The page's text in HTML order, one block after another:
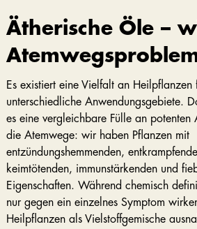
Ätherische Öle –
Es existiert eine Vielfalt an Heilpflanzen
unterschiedliche Anwendungsgebiete.
es eine vergleichbare Fülle an
die Atemwege: wir haben Pflanzen mit
entzündungshemmenden,
keimtötenden, immunstärkenden und
Eigenschaften. Während chemisch
nur gegen ein einzelnes Symptom
Heilpflanzen als Vielstoffgemische